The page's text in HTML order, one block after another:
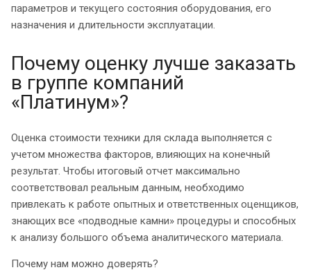
параметров и текущего состояния оборудования, его
назначения и длительности эксплуатации.
Почему оценку лучше заказать
в группе компаний
«Платинум»?
Оценка стоимости техники для склада выполняется с
учетом множества факторов, влияющих на конечный
результат. Чтобы итоговый отчет максимально
соответствовал реальным данным, необходимо
привлекать к работе опытных и ответственных оценщиков,
знающих все «подводные камни» процедуры и способных
к анализу большого объема аналитического материала.
Почему нам можно доверять?